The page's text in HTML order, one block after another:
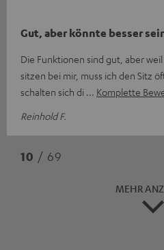
Gut, aber könnte besser
Die Funktionen sind gut, aber
sitzen bei mir, muss ich den Sitz
schalten sich di
Komplette
Reinhold F.
10 / 69
MEHR